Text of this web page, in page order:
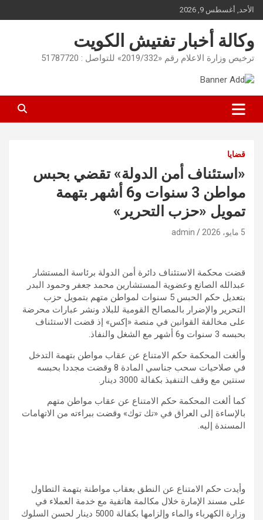
Skip
to
content
الأحد, أغسطس 9, 2026
وكالة أخبار تفتيش الكويت
ترخيص وزارة الاعلام رقم «2019/332» للتواصل : 51787720
قضايا
«استئناف أمن الدولة» تقضي بحبس
مواطن 3 سنوات و6 أشهر بتهمة
تمويل «حزب التحرير»
5 مايو، 2026 admin
قضت محكمة الاستئناف دائرة أمن الدولة برئاسة المستشار
عبدالله الصانع وعضوية المستشارين محمد جعفر وحمود البدر
بتعديل حكم الحبس 5 سنوات لمواطن متهم بتمويل حزب
التحرير والإضرار بالمصالح القومية للبلاد ونشر عبارات محرضة
على مخالفة القوانين في منصة «إكس» إذ قضت الاستئناف
بحبسه 3 سنوات و6 أشهر مع الشغل والنفاذ.
وألغت المحكمة حكم الامتناع عن عقاب مواطن بتهمة التدخل
في صلاحيات سحب جناسي المادة 8 وقضت مجددا بحبسه
سنتين مع وقف التنفيذ بكفالة 3000 دينار.
كما ألغت المحكمة حكم الامتناع عن عقاب مواطن متهم
بالإساءة إلى العراق في «تك توك» وقضت ببراءته من الاتهامات
المسندة إليه.
وأيدت حكم الامتناع عن النطق بعقاب مواطنة بتهمة التطاول
على مسند الإمارة خلال مكالمة هاتفية مع خدمة العملاء في
وزارة الكهرباء والماء وإلزامها بكفالة 5000 دينار لحسن السلوك